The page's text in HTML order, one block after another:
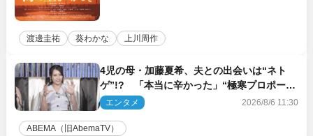
渡邊圭祐 葵わかな 上川周作
4児の母・加藤夏希、夫との出会いは“ネト
ゲ”!? 「本当に辛かった」“極寒プロポー
ズ”も告白
エンタメ 2026/8/6 11:30
ABEMA（旧AbemaTV）